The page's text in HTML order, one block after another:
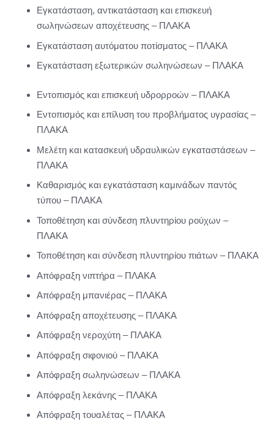
Εγκατάσταση, αντικατάσταση και επισκευή
σωληνώσεων αποχέτευσης – ΠΛΑΚΑ
Εγκατάσταση αυτόματου ποτίσματος – ΠΛΑΚΑ
Εγκατάσταση εξωτερικών σωληνώσεων – ΠΛΑΚA
Εντοπισμός και επισκευή υδρορροών – ΠΛΑΚΑ
Εντοπισμός και επίλυση του προβλήματος υγρασίας –
ΠΛΑΚΑ
Μελέτη και κατασκευή υδραυλικών εγκαταστάσεων –
ΠΛΑΚΑ
Καθαρισμός και εγκατάσταση καμινάδων παντός
τύπου – ΠΛΑΚΑ
Τοποθέτηση και σύνδεση πλυντηρίου ρούχων –
ΠΛΑΚΑ
Τοποθέτηση και σύνδεση πλυντηρίου πιάτων – ΠΛΑΚΑ
Απόφραξη νιπτήρα – ΠΛΑΚΑ
Απόφραξη μπανιέρας – ΠΛΑΚΑ
Απόφραξη αποχέτευσης – ΠΛΑΚΑ
Απόφραξη νεροχύτη – ΠΛΑΚΑ
Απόφραξη σιφονιού – ΠΛΑΚΑ
Απόφραξη σωληνώσεων – ΠΛΑΚΑ
Απόφραξη λεκάνης – ΠΛΑΚΑ
Απόφραξη τουαλέτας – ΠΛΑΚΑ